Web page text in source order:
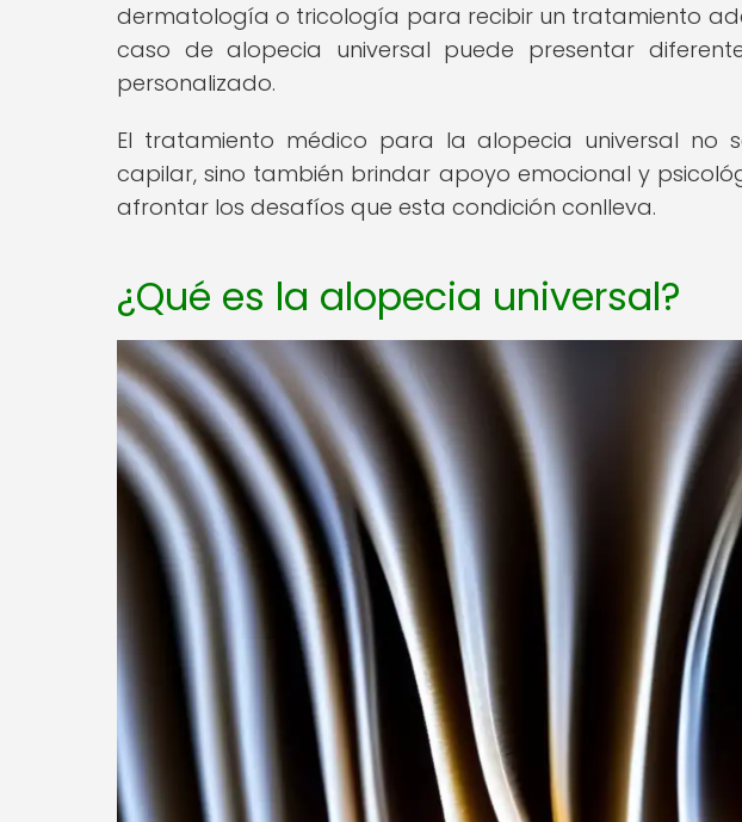
dermatología o tricología para recibir un tratamiento
caso de alopecia universal puede presentar
personalizado.
El tratamiento médico para la alopecia universal no
capilar, sino también brindar apoyo emocional y
afrontar los desafíos que esta condición conlleva.
¿Qué es la alopecia universal?